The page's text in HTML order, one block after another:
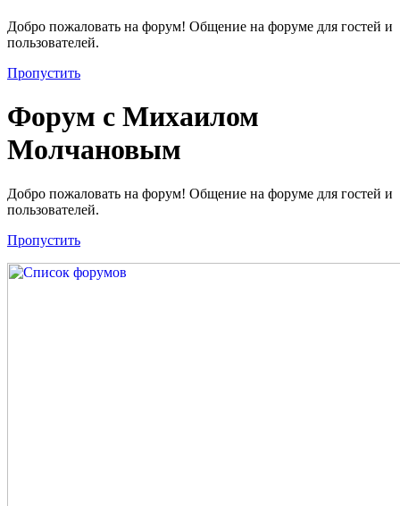
Добро пожаловать на форум! Общение на форуме для гостей и
пользователей.
Пропустить
Форум с Михаилом
Молчановым
Добро пожаловать на форум! Общение на форуме для гостей и
пользователей.
Пропустить